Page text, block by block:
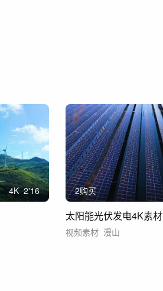
4K 2'16 2购买
太阳能光伏发电4K素材
视频素材 漫山